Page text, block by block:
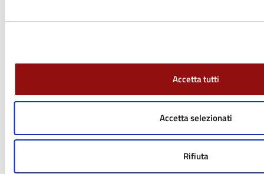
Accetta tutti
Accetta selezionati
Rifiuta
Nome: Barbara
Telefono: 0524 517352
bonominib@comune.fidenza.pr.it